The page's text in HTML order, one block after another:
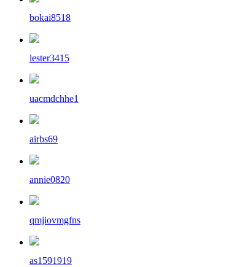
bokai8518
lester3415
uacmdchhe1
airbs69
annie0820
qmjiovmgfns
as1591919